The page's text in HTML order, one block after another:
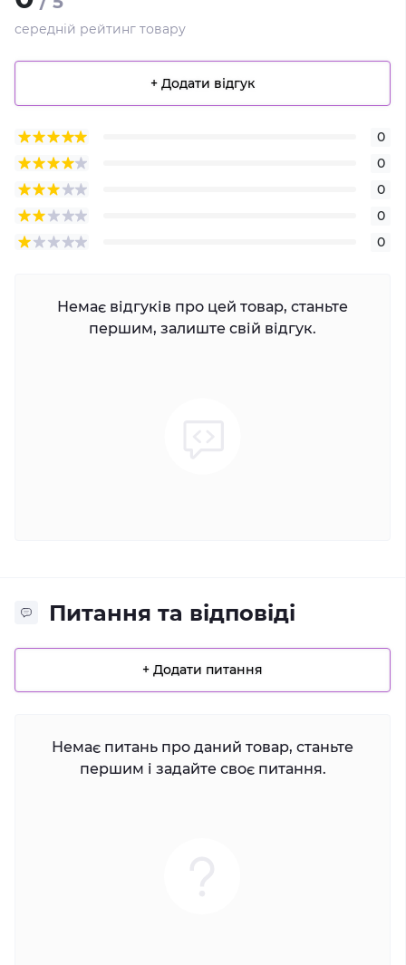
середній рейтинг товару
+ Додати відгук
0
0
0
0
0
Немає відгуків про цей товар, станьте
першим, залиште свій відгук.
Питання та відповіді
+ Додати питання
Немає питань про даний товар, станьте
першим і задайте своє питання.